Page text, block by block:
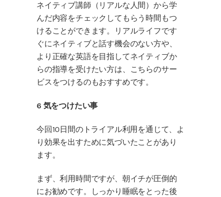
ネイティブ講師（リアルな人間）から学
んだ内容をチェックしてもらう時間もつ
けることができます。リアルライフです
ぐにネイティブと話す機会のない方や、
より正確な英語を目指してネイティブか
らの指導を受けたい方は、こちらのサー
ビスをつけるのもおすすめです。
6 気をつけたい事
今回10日間のトライアル利用を通じて、よ
り効果を出すために気づいたことがあり
ます。
まず、利用時間ですが、朝イチが圧倒的
にお勧めです。しっかり睡眠をとった後